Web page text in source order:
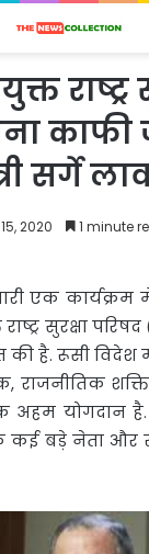
राष्ट्र
सर्गे
2020 1 minute
एक
सुरक्षा
है. रूसी विदेश
राजनीतिक
अहम योगदान है.
बड़े नेता और